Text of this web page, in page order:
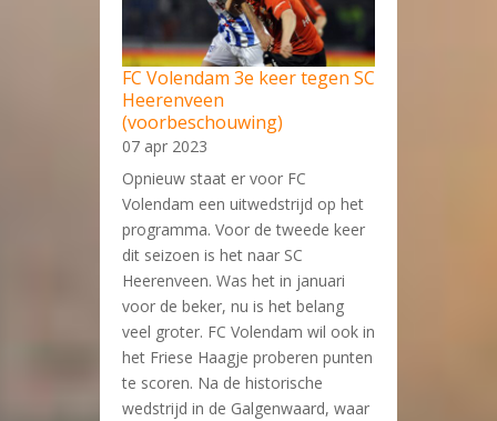
FC Volendam 3e keer tegen SC
Heerenveen
(voorbeschouwing)
07 apr 2023
Opnieuw staat er voor FC
Volendam een uitwedstrijd op het
programma. Voor de tweede keer
dit seizoen is het naar SC
Heerenveen. Was het in januari
voor de beker, nu is het belang
veel groter. FC Volendam wil ook in
het Friese Haagje proberen punten
te scoren. Na de historische
wedstrijd in de Galgenwaard, waar